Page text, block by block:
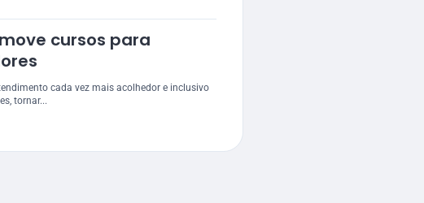
cursos para
cada vez mais acolhedor e inclusivo
tornar...